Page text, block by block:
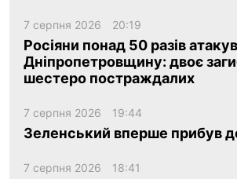
7 серпня 2026 20:19
Росіяни понад 50 разів
Дніпропетровщину: двоє
шестеро постраждалих
7 серпня 2026 19:44
Зеленський вперше прибув
7 серпня 2026 18:41